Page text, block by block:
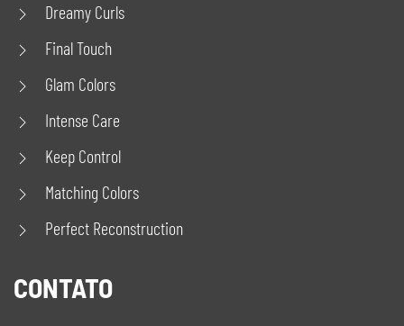
Dreamy Curls
Final Touch
Glam Colors
Intense Care
Keep Control
Matching Colors
Perfect Reconstruction
CONTATO